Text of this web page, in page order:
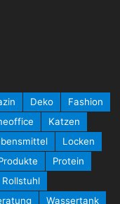
Deko
Fashion
Katzen
Locken
Protein
Rollstuhl
Wassertank